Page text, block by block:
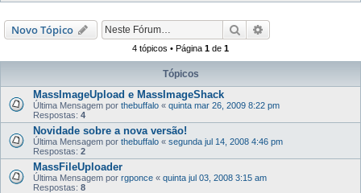
Novo Tópico Pesquisar
4 tópicos • Página 1 de 1
Tópicos
MassImageUpload e MassImageShack
Última Mensagem por thebuffalo « quinta mar 26, 2009 8:22 pm
Respostas: 4
Novidade sobre a nova versão!
Última Mensagem por thebuffalo « segunda jul 14, 2008 4:46 pm
Respostas: 2
MassFileUploader
Última Mensagem por rgponce « quinta jul 03, 2008 3:15 am
Respostas: 8